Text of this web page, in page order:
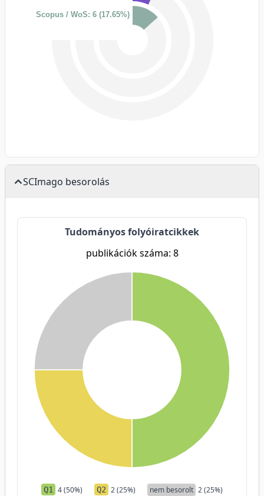
Scopus / WoS: 6 (17.65%)
SCImago besorolás
Tudományos folyóiratcikkek
publikációk száma: 8
Q1 4 (50%) Q2 2 (25%) nem besorolt 2 (25%)